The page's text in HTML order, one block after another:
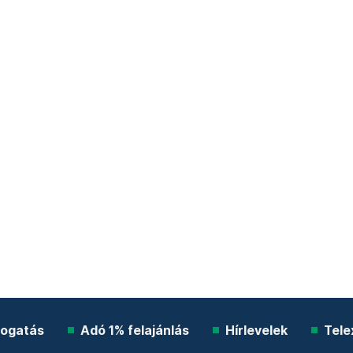
Adó 1% felajánlás Hírlevelek